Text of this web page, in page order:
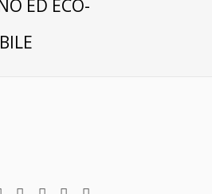
ED ECO-